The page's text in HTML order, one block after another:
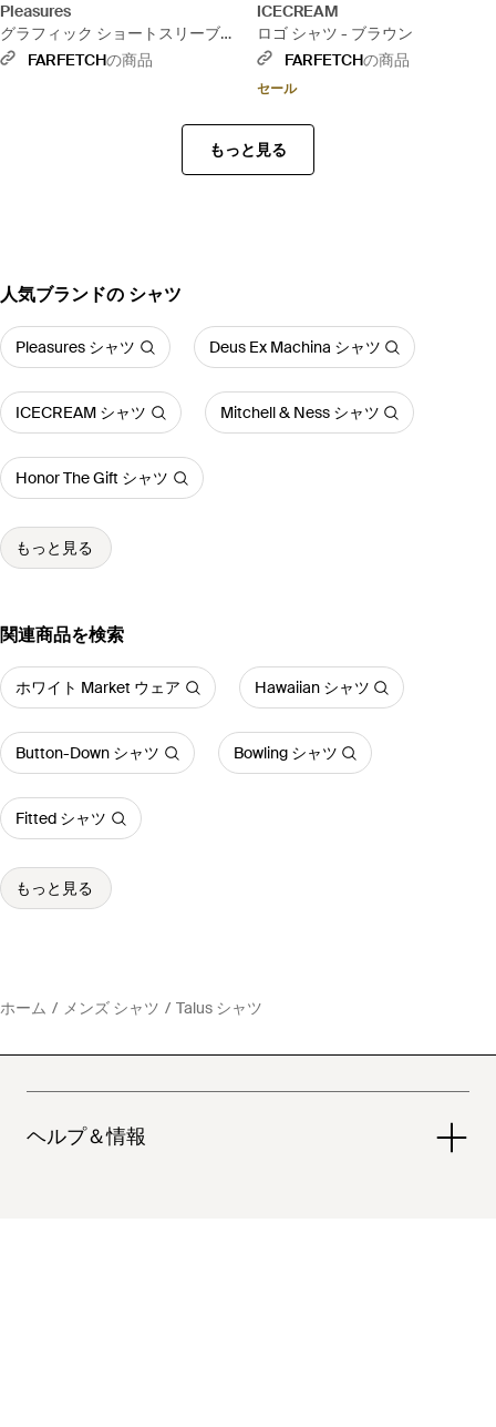
Pleasures
グラフィック ショートスリーブシ
ャツ - ブルー
FARFETCHの商品
ICECREAM
ロゴ シャツ - ブラウン
FARFETCHの商品
セール
もっと見る
人気ブランドの シャツ
Pleasures シャツ Deus Ex Machina シャツ
ICECREAM シャツ Mitchell & Ness シャツ
Honor The Gift シャツ
もっと見る
関連商品を検索
ホワイト Market ウェア Hawaiian シャツ
Button-Down シャツ Bowling シャツ
Fitted シャツ
もっと見る
ホーム メンズ シャツ Talus シャツ
ヘルプ＆情報